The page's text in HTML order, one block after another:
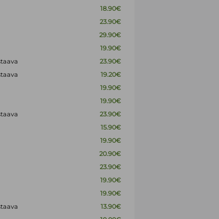
18.90€
23.90€
29.90€
19.90€
23.90€
19.20€
19.90€
19.90€
23.90€
15.90€
19.90€
20.90€
23.90€
19.90€
19.90€
13.90€